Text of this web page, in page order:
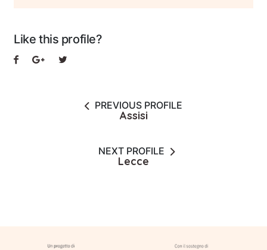
Like this profile?
PREVIOUS PROFILE
Assisi
NEXT PROFILE
Lecce